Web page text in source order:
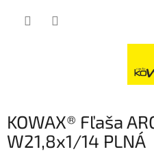
KOWAX® Fľaša
W21,8x1/14 PLNÁ